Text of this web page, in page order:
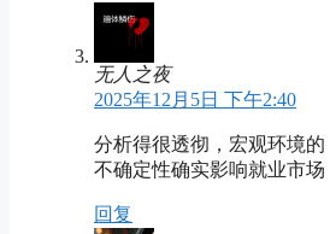
无人之夜
2025年12月5日 下午2:40
分析得很透彻，宏观环境的
不确定性确实影响就业市场
回复